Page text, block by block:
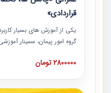
قراردادی»
یکی از آموزش‏‏‏‏‏‏ های بسیار
گروه امور پیمان، سمینار
های عمرانی» چالش ها،
است که در محل سندیکای
مدارک پیمان به همراه
2800000 تومان